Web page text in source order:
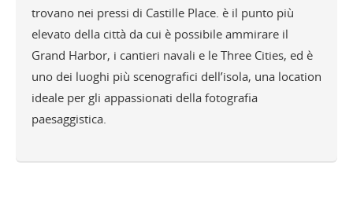
trovano nei pressi di Castille Place. è il punto più
elevato della città da cui è possibile ammirare il
Grand Harbor, i cantieri navali e le Three Cities, ed è
uno dei luoghi più scenografici dell’isola, una location
ideale per gli appassionati della fotografia
paesaggistica.